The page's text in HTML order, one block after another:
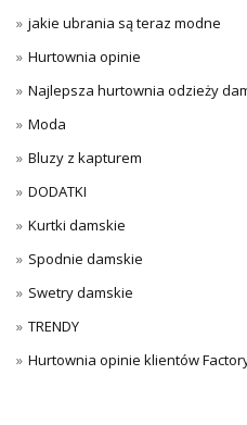
jakie ubrania są teraz modne
Hurtownia opinie
Najlepsza hurtownia odzieży
Moda
Bluzy z kapturem
DODATKI
Kurtki damskie
Spodnie damskie
Swetry damskie
TRENDY
Hurtownia opinie klientów